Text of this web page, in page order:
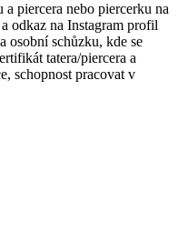
a piercera nebo piercerku na
odkaz na Instagram profil
osobní schůzku, kde se
tatera/piercera a
schopnost pracovat v